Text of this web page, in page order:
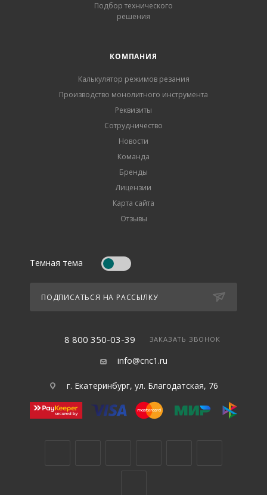
Подбор технического
решения
КОМПАНИЯ
Калькулятор режимов резания
Производство монолитного инструмента
Реквизиты
Сотрудничество
Новости
Команда
Бренды
Лицензии
Карта сайта
Отзывы
Темная тема
ПОДПИСАТЬСЯ НА РАССЫЛКУ
8 800 350-03-39 ЗАКАЗАТЬ ЗВОНОК
info@cnc1.ru
г. Екатеринбург, ул. Благодатская, 76